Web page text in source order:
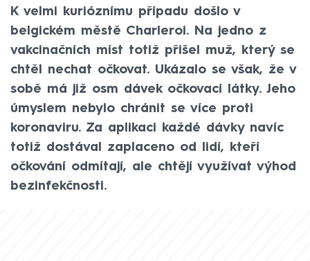
K velmi kurióznímu případu došlo v
belgickém městě Charleroi. Na jedno z
vakcinačních míst totiž přišel muž, který se
chtěl nechat očkovat. Ukázalo se však, že v
sobě má již osm dávek očkovací látky. Jeho
úmyslem nebylo chránit se více proti
koronaviru. Za aplikaci každé dávky navíc
totiž dostával zaplaceno od lidí, kteří
očkování odmítají, ale chtějí využívat výhod
bezinfekčnosti.